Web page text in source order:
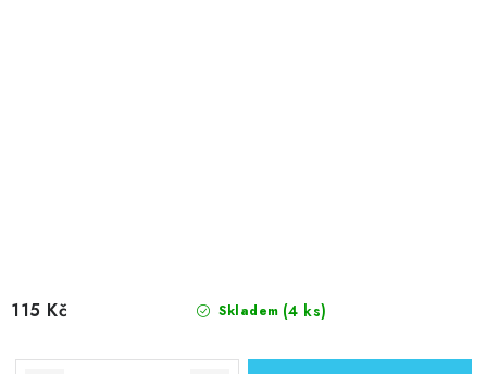
Skladem (4 ks)
115 Kč